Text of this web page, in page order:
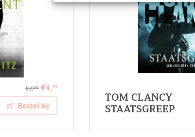
€7,99 €4,99
Bestel bij TOM CLANCY
STAATSGREEP